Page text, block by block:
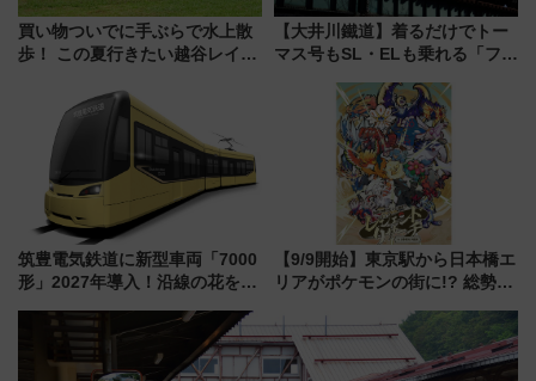
買い物ついでに手ぶらで水上散
歩！ この夏行きたい越谷レイク
ア「LAKESIDE PARK」（埼玉
県越谷市）
【大井川鐵道】着るだけでトー
マス号もSL・ELも乗れる「フリ
受注販売
筑豊電気鉄道に新型車両「7000
形」2027年導入！沿線の花をイ
内は落ち着いたゆとりある空間
【9/9開始】東京駅から日本橋エ
リアがポケモンの街に!? 総勢
リサーチ」本格謎解き・グッズ
情報まとめ